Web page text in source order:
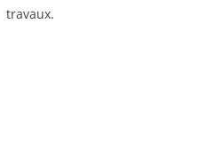
travaux.